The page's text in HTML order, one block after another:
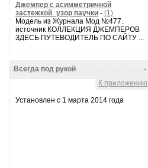
Джемпер с асимметричной
застежкой_узор паучки - (1)
Модель из Журнала Мод №477.
источник КОЛЛЕКЦИЯ ДЖЕМПЕРОВ
ЗДЕСЬ ПУТЕВОДИТЕЛЬ ПО САЙТУ ...
-
Всегда под рукой
К приложению
Установлен с 1 марта 2014 года